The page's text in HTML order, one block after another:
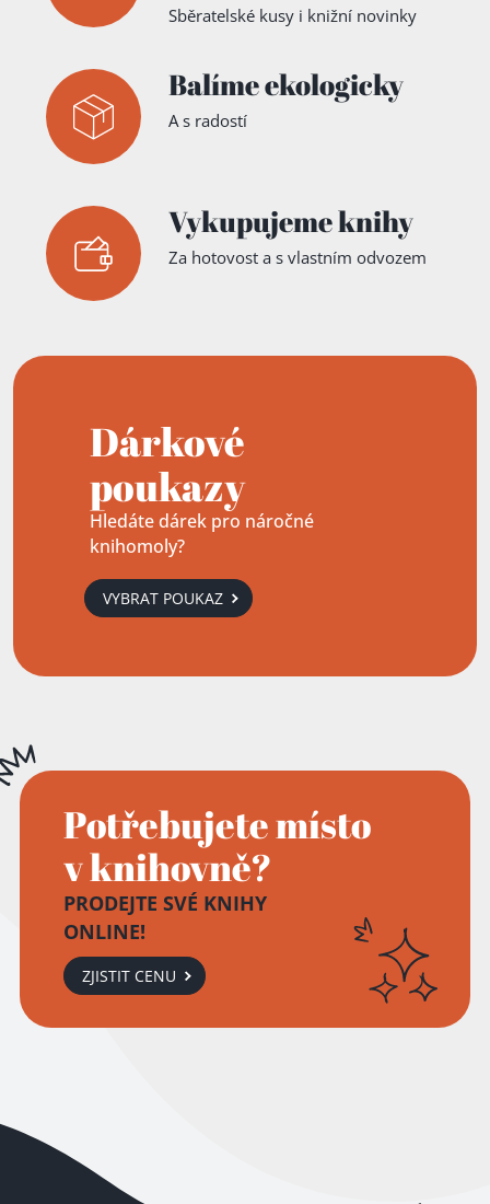
Sběratelské kusy i knižní novinky
Balíme ekologicky
A s radostí
Vykupujeme knihy
Za hotovost a s vlastním odvozem
Dárkové
poukazy
Hledáte dárek pro náročné
knihomoly?
VYBRAT POUKAZ
Potřebujete místo
v knihovně?
PRODEJTE SVÉ KNIHY
ONLINE!
ZJISTIT CENU